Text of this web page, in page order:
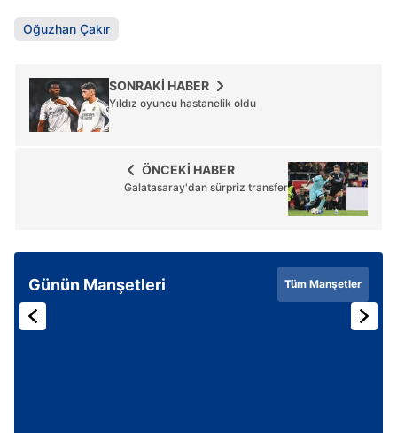
Çerezlere ilişkin tercihlerinizi aşağıda yer alan panel
vasıtasıyla belirleyebilirsiniz. Çerezlere ilişkin detaylı bilgi
Metnimiziziyaret edebilirsiniz.
6698 sayılı Kişisel Verilerin Korunması Kanunu uyarınca
ilgili mevzuata uygun olarak kullanılan çerezlerle ilgili bilgi
tıklayınız.
Oğuzhan Çakır
SONRAKİ HABER
Yıldız oyuncu hastanelik oldu
ÖNCEKİ HABER
Galatasaray'dan sürpriz transfer
Günün Manşetleri Tüm Manşetler